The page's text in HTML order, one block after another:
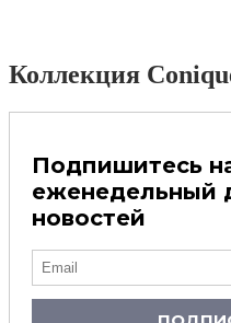
Коллекция
Подпишитесь
еженедельный
новостей